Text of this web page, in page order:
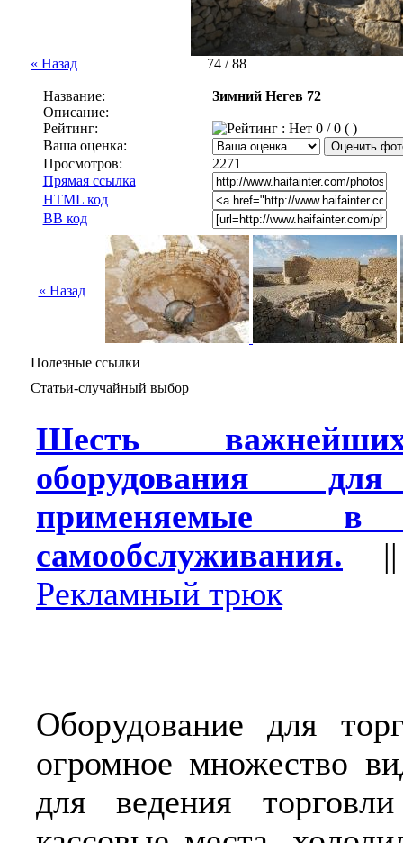
« Назад 74 / 88
Название:
Зимний Негев 72
Описание:
Рейтинг:
0 / 0 ( )
Ваша оценка:
Просмотров:
2271
Прямая ссылка
HTML код
BB код
« Назад
Полезные ссылки
Статьи-случайный выбор
Шесть
оборудования
применяемые в
самообслуживания.
Рекламный трюк
Оборудование для
огромное множество
для ведения